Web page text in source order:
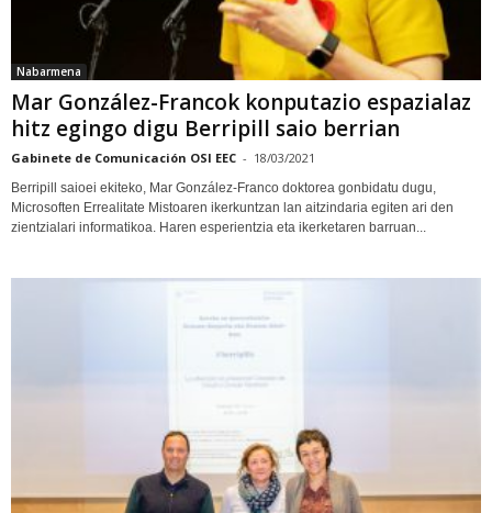
Nabarmena
Mar González-Francok konputazio espazialaz
hitz egingo digu Berripill saio berrian
Gabinete de Comunicación OSI EEC - 18/03/2021
Berripill saioei ekiteko, Mar González-Franco doktorea gonbidatu dugu,
Microsoften Errealitate Mistoaren ikerkuntzan lan aitzindaria egiten ari den
zientzialari informatikoa. Haren esperientzia eta ikerketaren barruan...